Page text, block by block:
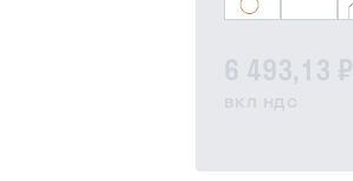
6 493,13 ₽
вкл ндс